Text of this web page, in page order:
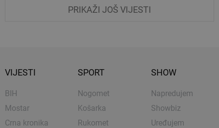
PRIKAŽI JOŠ VIJESTI
VIJESTI
BIH
Mostar
Crna kronika
SPORT
Nogomet
Košarka
Rukomet
SHOW
Napredujem
Showbiz
Uređujem